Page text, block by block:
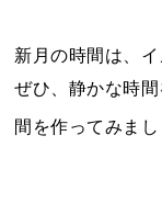
新月の時間は、
ぜひ、静かな時
間を作ってみまし